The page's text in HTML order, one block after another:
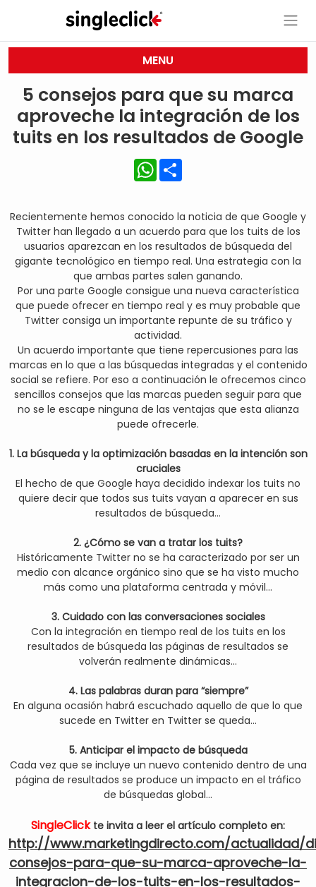
MENU
5 consejos para que su marca
aproveche la integración de los
tuits en los resultados de Google
WhatsApp
Recientemente hemos conocido la noticia de que Google y
Twitter han llegado a un acuerdo para que los tuits de los
usuarios aparezcan en los resultados de búsqueda del
gigante tecnológico en tiempo real. Una estrategia con la
que ambas partes salen ganando.
Por una parte Google consigue una nueva característica
que puede ofrecer en tiempo real y es muy probable que
Twitter consiga un importante repunte de su tráfico y
actividad.
Un acuerdo importante que tiene repercusiones para las
marcas en lo que a las búsquedas integradas y el contenido
social se refiere. Por eso a continuación le ofrecemos cinco
sencillos consejos que las marcas pueden seguir para que
no se le escape ninguna de las ventajas que esta alianza
puede ofrecerle.
1. La búsqueda y la optimización basadas en la intención son
cruciales
El hecho de que Google haya decidido indexar los tuits no
quiere decir que todos sus tuits vayan a aparecer en sus
resultados de búsqueda...
2. ¿Cómo se van a tratar los tuits?
Históricamente Twitter no se ha caracterizado por ser un
medio con alcance orgánico sino que se ha visto mucho
más como una plataforma centrada y móvil...
3. Cuidado con las conversaciones sociales
Con la integración en tiempo real de los tuits en los
resultados de búsqueda las páginas de resultados se
volverán realmente dinámicas...
4. Las palabras duran para “siempre”
En alguna ocasión habrá escuchado aquello de que lo que
sucede en Twitter en Twitter se queda...
5. Anticipar el impacto de búsqueda
Cada vez que se incluye un nuevo contenido dentro de una
página de resultados se produce un impacto en el tráfico
de búsquedas global...
SingleClickte invita a leer el artículo completo en:
http://www.marketingdirecto.com/actualidad/
consejos-para-que-su-marca-aproveche-la-
integracion-de-los-tuits-en-los-resultados-